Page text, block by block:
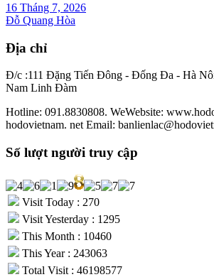
16 Tháng 7, 2026
Đỗ Quang Hòa
Địa chỉ
Đ/c :111 Đặng Tiến Đông - Đống Đa - Hà
Nam Linh Đàm
Hotline: 091.8830808. WeWebsite:
hodovietnam. net Email:
Số lượt người truy cập
Visit Today : 270
Visit Yesterday : 1295
This Month : 10460
This Year : 243063
Total Visit : 46198577